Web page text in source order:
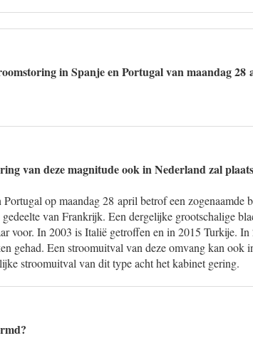
in Spanje en Portugal van maandag 28
van deze magnitude ook in Nederland zal
op maandag 28 april betrof een zogenaamde
van Frankrijk. Een dergelijke grootschalige
voor. In 2003 is Italië getroffen en in 2015 Turkije.
gehad. Een stroomuitval van deze omvang kan ook
stroomuitval van dit type acht het kabinet gering.